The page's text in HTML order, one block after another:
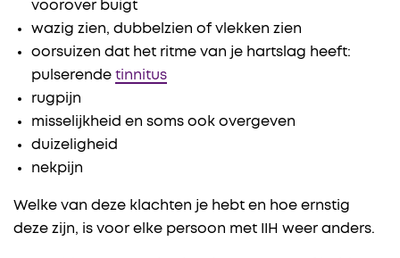
voorover buigt
wazig zien, dubbelzien of vlekken zien
oorsuizen dat het ritme van je hartslag heeft:
pulserende tinnitus
rugpijn
misselijkheid en soms ook overgeven
duizeligheid
nekpijn
Welke van deze klachten je hebt en hoe ernstig
deze zijn, is voor elke persoon met IIH weer anders.